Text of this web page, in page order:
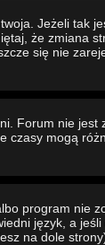
Jeżeli tak
że zmiana
się nie
Forum nie jest
czasy mogą
program nie
język, a jeśli
na dole